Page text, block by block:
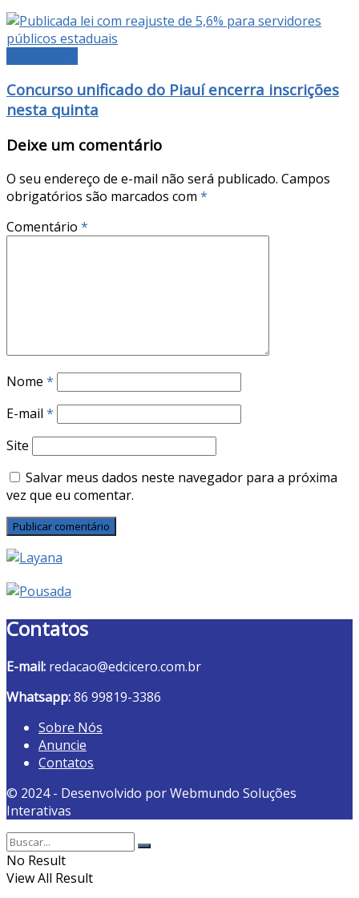
Concurso unificado do Piauí encerra inscrições
nesta quinta
Deixe um comentário
O seu endereço de e-mail não será publicado. Campos
obrigatórios são marcados com *
Comentário *
Nome *
E-mail *
Site
Salvar meus dados neste navegador para a próxima
vez que eu comentar.
Contatos
E-mail: redacao@edcicero.com.br
Whatsapp:86 99819-3386
Sobre Nós
Anuncie
Contatos
© 2024 - Desenvolvido por Webmundo Soluções
Interativas
No Result
View All Result